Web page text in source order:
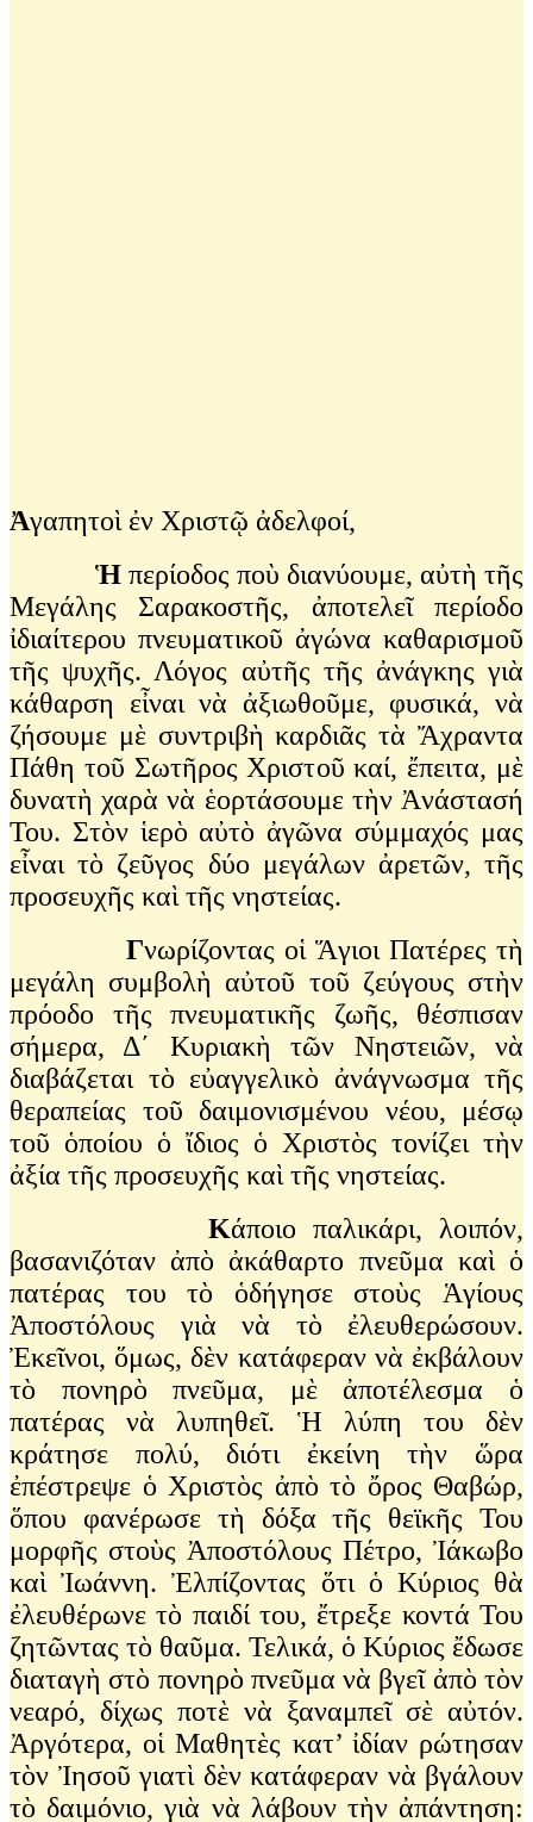
Ἀγαπητοὶ ἐν Χριστῷ ἀδελφοί,
Ἡ περίοδος ποὺ διανύουμε, αὐτὴ τῆς
Μεγάλης Σαρακοστῆς, ἀποτελεῖ περίοδο
ἰδιαίτερου πνευματικοῦ ἀγώνα καθαρισμοῦ
τῆς ψυχῆς. Λόγος αὐτῆς τῆς ἀνάγκης γιὰ
κάθαρση εἶναι νὰ ἀξιωθοῦμε, φυσικά, νὰ
ζήσουμε μὲ συντριβὴ καρδιᾶς τὰ Ἄχραντα
Πάθη τοῦ Σωτῆρος Χριστοῦ καί, ἔπειτα, μὲ
δυνατὴ χαρὰ νὰ ἑορτάσουμε τὴν Ἀνάστασή
Του. Στὸν ἱερὸ αὐτὸ ἀγῶνα σύμμαχός μας
εἶναι τὸ ζεῦγος δύο μεγάλων ἀρετῶν, τῆς
προσευχῆς καὶ τῆς νηστείας.
Γνωρίζοντας οἱ Ἅγιοι Πατέρες τὴ
μεγάλη συμβολὴ αὐτοῦ τοῦ ζεύγους στὴν
πρόοδο τῆς πνευματικῆς ζωῆς, θέσπισαν
σήμερα, Δ΄ Κυριακὴ τῶν Νηστειῶν, νὰ
διαβάζεται τὸ εὐαγγελικὸ ἀνάγνωσμα τῆς
θεραπείας τοῦ δαιμονισμένου νέου, μέσῳ
τοῦ ὁποίου ὁ ἴδιος ὁ Χριστὸς τονίζει τὴν
ἀξία τῆς προσευχῆς καὶ τῆς νηστείας.
Κάποιο παλικάρι, λοιπόν,
βασανιζόταν ἀπὸ ἀκάθαρτο πνεῦμα καὶ ὁ
πατέρας του τὸ ὁδήγησε στοὺς Ἁγίους
Ἀποστόλους γιὰ νὰ τὸ ἐλευθερώσουν.
Ἐκεῖνοι, ὅμως, δὲν κατάφεραν νὰ ἐκβάλουν
τὸ πονηρὸ πνεῦμα, μὲ ἀποτέλεσμα ὁ
πατέρας νὰ λυπηθεῖ. Ἡ λύπη του δὲν
κράτησε πολύ, διότι ἐκείνη τὴν ὥρα
ἐπέστρεψε ὁ Χριστὸς ἀπὸ τὸ ὄρος Θαβώρ,
ὅπου φανέρωσε τὴ δόξα τῆς θεϊκῆς Του
μορφῆς στοὺς Ἀποστόλους Πέτρο, Ἰάκωβο
καὶ Ἰωάννη. Ἐλπίζοντας ὅτι ὁ Κύριος θὰ
ἐλευθέρωνε τὸ παιδί του, ἔτρεξε κοντά Του
ζητῶντας τὸ θαῦμα. Τελικά, ὁ Κύριος ἔδωσε
διαταγὴ στὸ πονηρὸ πνεῦμα νὰ βγεῖ ἀπὸ τὸν
νεαρό, δίχως ποτὲ νὰ ξαναμπεῖ σὲ αὐτόν.
Ἀργότερα, οἱ Μαθητὲς κατ’ ἰδίαν ρώτησαν
τὸν Ἰησοῦ γιατὶ δὲν κατάφεραν νὰ βγάλουν
τὸ δαιμόνιο, γιὰ νὰ λάβουν τὴν ἀπάντηση: